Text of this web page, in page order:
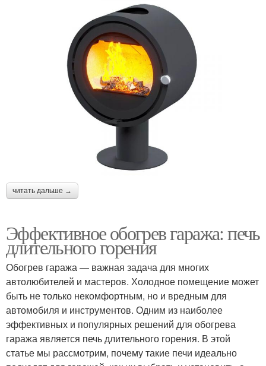
читать дальше →
Эффективное обогрев гаража: печь
длительного горения
Обогрев гаража — важная задача для многих
автолюбителей и мастеров. Холодное помещение может
быть не только некомфортным, но и вредным для
автомобиля и инструментов. Одним из наиболее
эффективных и популярных решений для обогрева
гаража является печь длительного горения. В этой
статье мы рассмотрим, почему такие печи идеально